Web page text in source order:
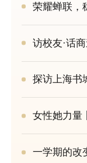
荣耀蝉联，
漠传奇！
访校友·话
探访上海书
EMBA校友
系列活动（
女性她力量
一学期的改